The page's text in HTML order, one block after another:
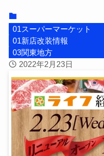
01スーパーマーケット
01新店改装情報
03関東地方
2022年2月23日